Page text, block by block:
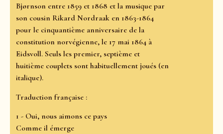
Bjørnson entre 1859 et 1868 et la musique par
son cousin Rikard Nordraak en 1863-1864
pour le cinquantième anniversaire de la
constitution norvégienne, le 17 mai 1864 à
Eidsvoll. Seuls les premier, septième et
huitième couplets sont habituellement joués (en
italique).
Traduction française :
1 - Oui, nous aimons ce pays
Comme il émerge